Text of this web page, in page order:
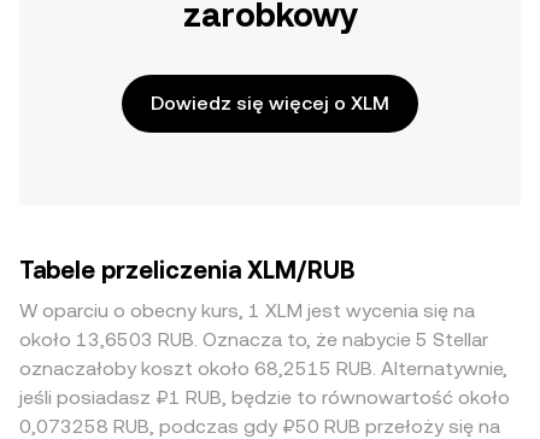
zarobkowy
Dowiedz się więcej o XLM
Tabele przeliczenia XLM/RUB
W oparciu o obecny kurs, 1 XLM jest wycenia się na
około 13,6503 RUB. Oznacza to, że nabycie 5 Stellar
oznaczałoby koszt około 68,2515 RUB. Alternatywnie,
jeśli posiadasz ₽1 RUB, będzie to równowartość około
0,073258 RUB, podczas gdy ₽50 RUB przełoży się na